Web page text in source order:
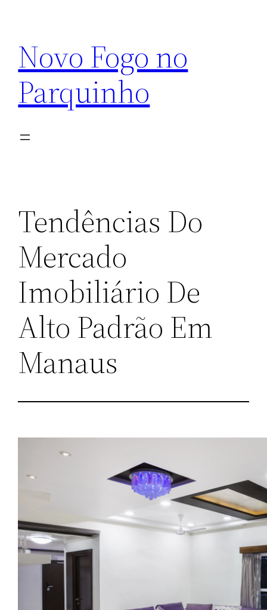
conteúdo
Novo Fogo no
Parquinho
Tendências Do
Mercado
Imobiliário De
Alto Padrão Em
Manaus